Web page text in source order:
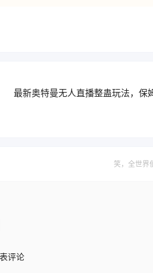
最新奥特曼无人直播整蛊玩法，保
笑，全世界
评论